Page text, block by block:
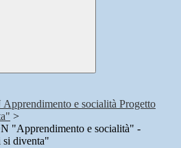
e socialità Progetto
>
"Apprendimento e socialità" -
si diventa"